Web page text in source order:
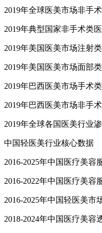
2019年全球医美市场非手
2019年典型国家非手术类
2019年美国医美市场注射
2019年美国医美市场面部
2019年巴西医美市场手术
2019年巴西医美市场非手
2019年全球各国医美行业
中国轻医美行业核心数据
2016-2025年中国医疗美容
2016-2022年中国医疗美容
2016-2025年中国轻医美市
2018-2024年中国医疗美容